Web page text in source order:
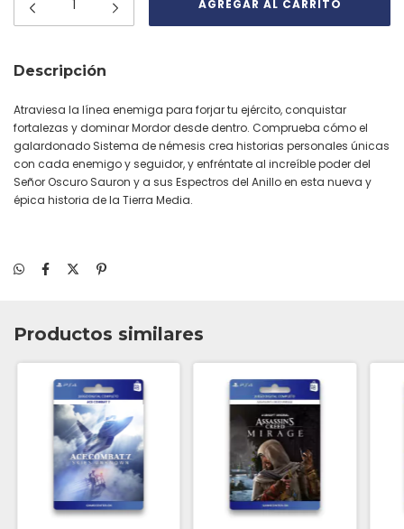
Descripción
Atraviesa la línea enemiga para forjar tu ejército, conquistar
fortalezas y dominar Mordor desde dentro. Comprueba cómo el
galardonado Sistema de némesis crea historias personales únicas
con cada enemigo y seguidor, y enfréntate al increíble poder del
Señor Oscuro Sauron y a sus Espectros del Anillo en esta nueva y
épica historia de la Tierra Media.
Productos similares